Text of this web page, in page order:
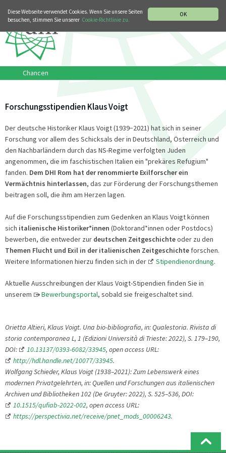
OK
Diese Webseite verwendet Cookies. Wenn Sie unsere Seiten
besuchen, stimmen Sie unserer Cookie-Richtlinie zu.
Chancen
Forschungsstipendien Klaus Voigt
Der deutsche Historiker Klaus Voigt (1939−2021) hat sich in seiner
Forschung vor allem des Schicksals der in Deutschland, Österreich und
den Nachbarländern durch das NS-Regime verfolgten Juden
angenommen, die im faschistischen Italien ein "prekäres Refugium"
fanden. Dem DHI Rom hat der renommierte Exilforscher ein
Vermächtnis hinterlassen, das zur Förderung der Forschungsthemen
beitragen soll, die ihm am Herzen lagen.
Auf die Forschungsstipendien zum Gedenken an Klaus Voigt können
sich italienische Historiker*innen (Doktorand*innen oder Postdocs)
bewerben, die entweder zur deutschen Zeitgeschichteoder zu den
Themen Flucht und Exil in der italienischen Zeitgeschichte forschen.
Weitere Informationen hierzu finden sich in der
Stipendienordnung.
Aktuelle Ausschreibungen der Klaus Voigt-Stipendien finden Sie in
unserem
Bewerbungsportal, sobald sie freigeschaltet sind.
Orietta Altieri, Klaus Voigt. Una bio-bibliografia, in: Qualestoria. Rivista di
storia contemporanea L, 1 (Edizioni Università di Trieste: 2022), S. 179–190,
DOI:
10.13137/0393-6082/33945, open access URL:
http://hdl.handle.net/10077/33945.
Wolfgang Schieder, Klaus Voigt (1938–2021): Zum Lebenswerk eines
modernen Privatgelehrten, in: Quellen und Forschungen aus italienischen
Archiven und Bibliotheken 102 (De Gruyter: 2022), S. 525–536, DOI:
10.1515/qufiab-2022-002, open access URL:
https://perspectivia.net/receive/pnet_mods_00006243.